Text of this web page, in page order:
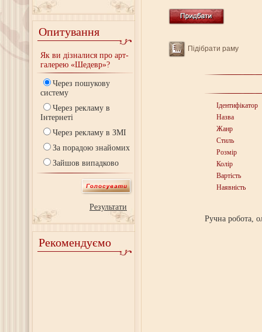
Опитування
Як ви дізналися про арт-
галерею «Шедевр»?
Через пошукову
систему
Через рекламу в
Інтернеті
Через рекламу в ЗМІ
За порадою знайомих
Зайшов випадково
Результати
Рекомендуємо
Підібрати раму
Ідентифікатор
Назва
Жанр
Стиль
Розмір
Колір
Вартість
Наявність
Ручна робота,